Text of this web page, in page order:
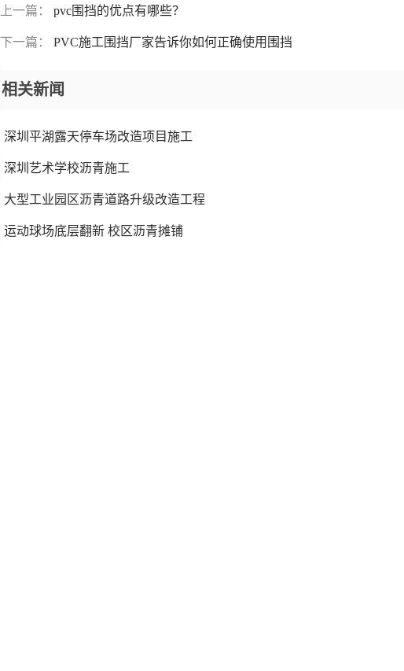
上一篇： pvc围挡的优点有哪些？
下一篇： PVC施工围挡厂家告诉你如何正确使用围挡
相关新闻
深圳平湖露天停车场改造项目施工
深圳艺术学校沥青施工
大型工业园区沥青道路升级改造工程
运动球场底层翻新 校区沥青摊铺